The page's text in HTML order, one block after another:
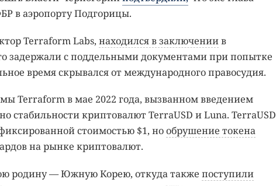
в аэропорту Подгорицы.
Terraform Labs, находился в заключениив
задержали с поддельными документами при попытке
время скрывался от международного правосудия.
Terraform в мае 2022 года, вызванном введением
стабильности криптовалют TerraUSD и Luna. TerraUSD
стоимостью $1, нообрушение токена
на рынке криптовалют.
родину — Южную Корею, откуда также поступили